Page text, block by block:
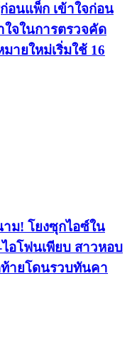
อนแพ็ก เข้าใจก่อน
จในการตรวจคัด
ายใหม่เริ่มใช้ 16
าม! โยงซุกไอซ์ใน
อโฟนเพียบ สาวหอบ
ายโดนรวบทันคา